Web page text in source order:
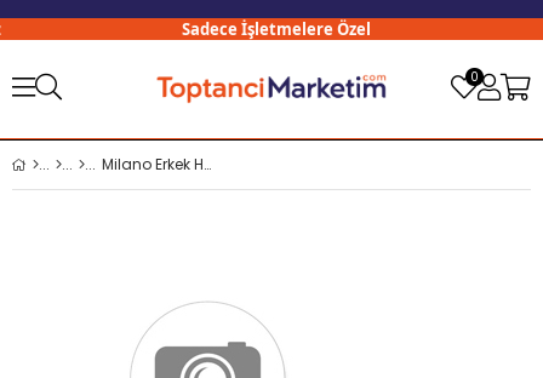
Sadece İşletmelere Özel
0
Milano Erkek Havlu Çorap